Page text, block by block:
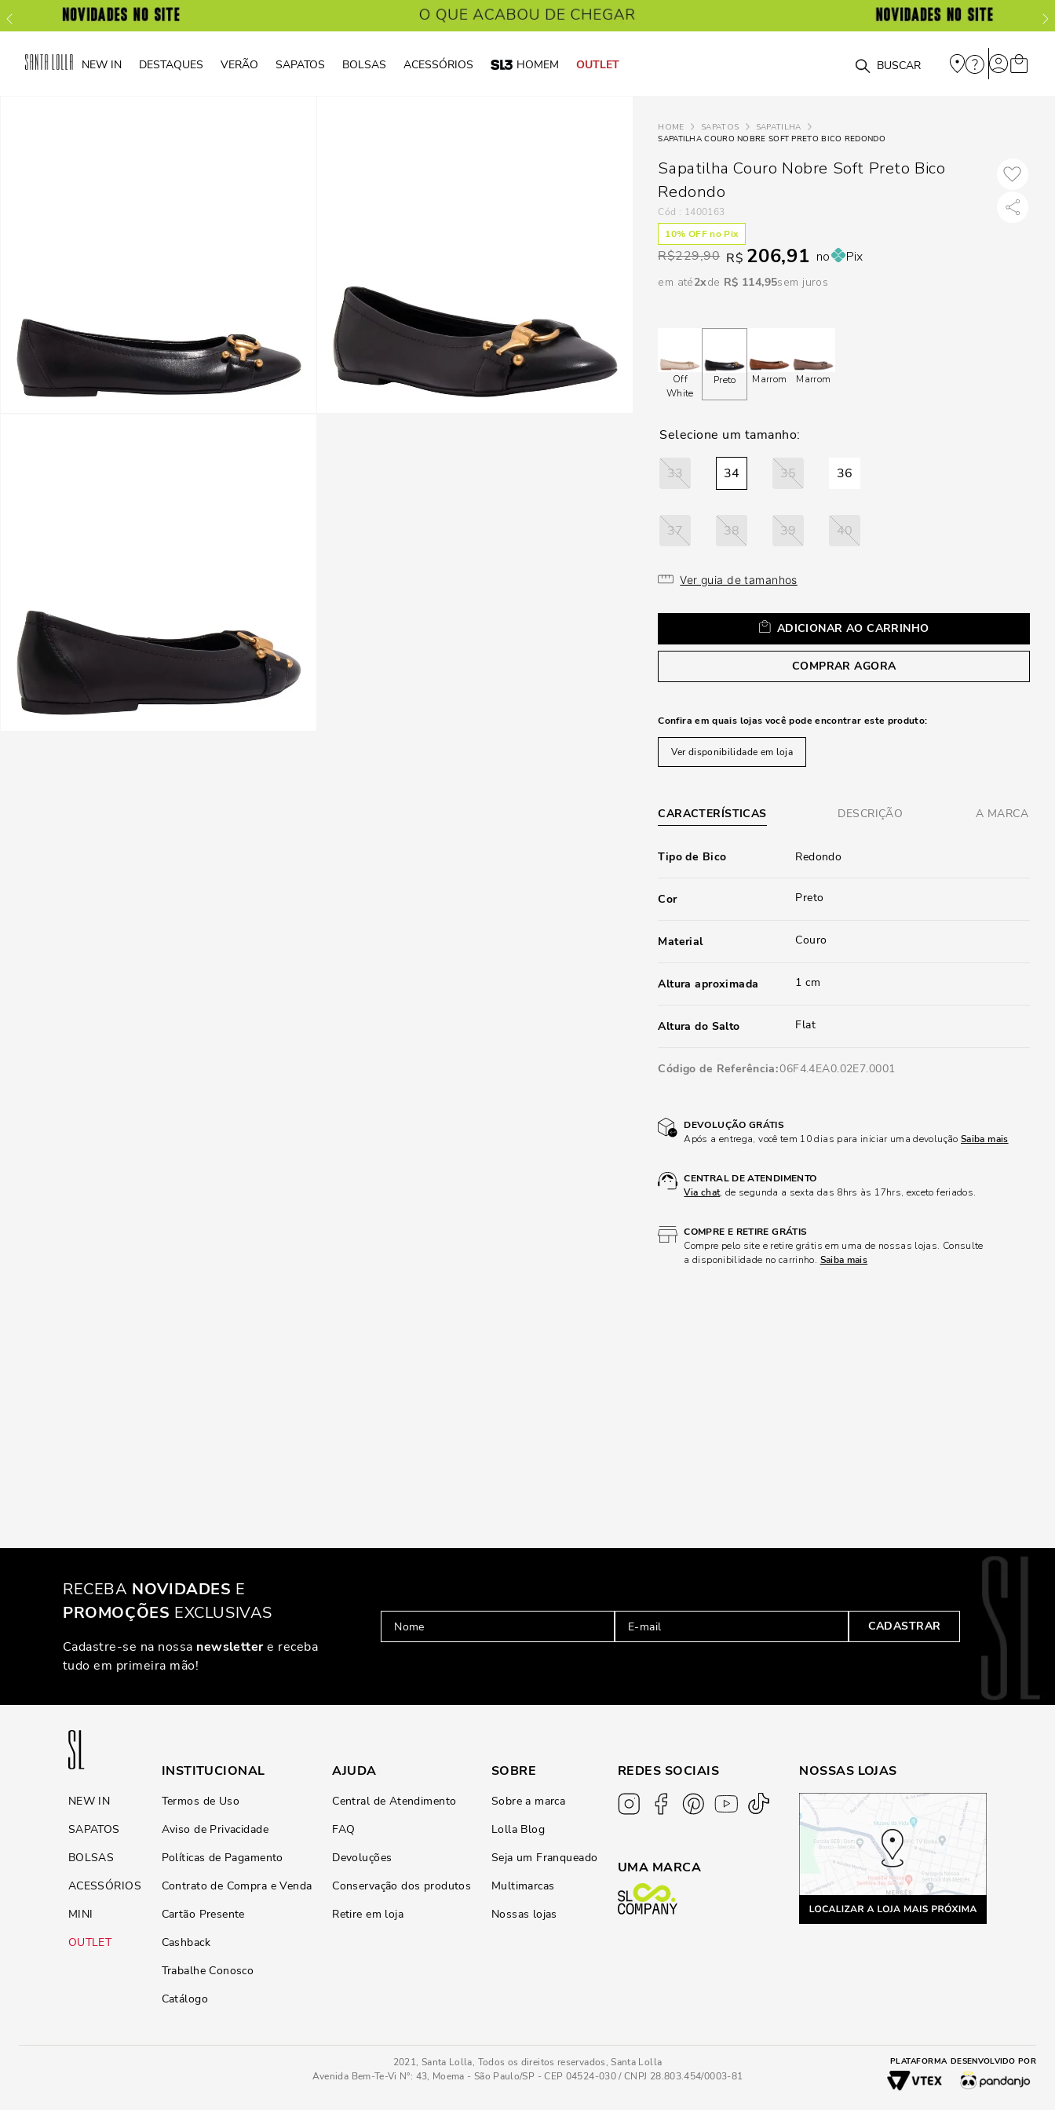
NEW IN DESTAQUES VERÃO SAPATOS BOLSAS ACESSÓRIOS HOMEM OUTLET O que você está procurando?
SAPATOS
SAPATILHA
SAPATILHA COURO NOBRE SOFT PRETO BICO REDONDO
Sapatilha Couro Nobre Soft Preto Bico
Redondo
: 1400163
10% OFF no Pix
R$229,90 R$ 206,91 no Pix
em até2 R$ 114,95sem juros
Off
White
Preto Marrom Marrom
33 34 35 36
37 38 39 40
Ver guia de tamanhos
ADICIONAR AO CARRINHO
COMPRAR AGORA
Confira em quais lojas você pode encontrar este produto:
Ver disponibilidade em loja
CARACTERÍSTICAS DESCRIÇÃO A MARCA
Tipo de Bico Redondo
Cor Preto
Material Couro
Altura aproximada 1 cm
Altura do Salto Flat
Código de Referência 06F4.4EA0.02E7.0001
DEVOLUÇÃO GRÁTIS
Após a entrega, você tem 10 dias para iniciar uma devolução Saiba mais
CENTRAL DE ATENDIMENTO
Via chat, de segunda a sexta das 8hrs às 17hrs, exceto feriados.
COMPRE E RETIRE GRÁTIS
Compre pelo site e retire grátis em uma de nossas lojas. Consulte
a disponibilidade no carrinho. Saiba mais
RECEBA NOVIDADES E
PROMOÇÕES EXCLUSIVAS
Cadastre-se na nossa newslettere receba
tudo em primeira mão!
CADASTRAR
NEW IN
SAPATOS
BOLSAS
ACESSÓRIOS
MINI
OUTLET
INSTITUCIONAL
Termos de Uso
Aviso de Privacidade
Políticas de Pagamento
Contrato de Compra e Venda
Cartão Presente
Cashback
Trabalhe Conosco
Catálogo
AJUDA
Central de Atendimento
FAQ
Devoluções
Conservação dos produtos
Retire em loja
SOBRE
Sobre a marca
Lolla Blog
Seja um Franqueado
Multimarcas
Nossas lojas
REDES SOCIAIS
UMA MARCA
NOSSAS LOJAS
2021, Santa Lolla, Todos os direitos reservados, Santa Lolla
Avenida Bem-Te-Vi N°: 43, Moema - São Paulo/SP - CEP 04524-030 / CNPJ 28.803.454/0003-81
PLATAFORMA DESENVOLVIDO POR